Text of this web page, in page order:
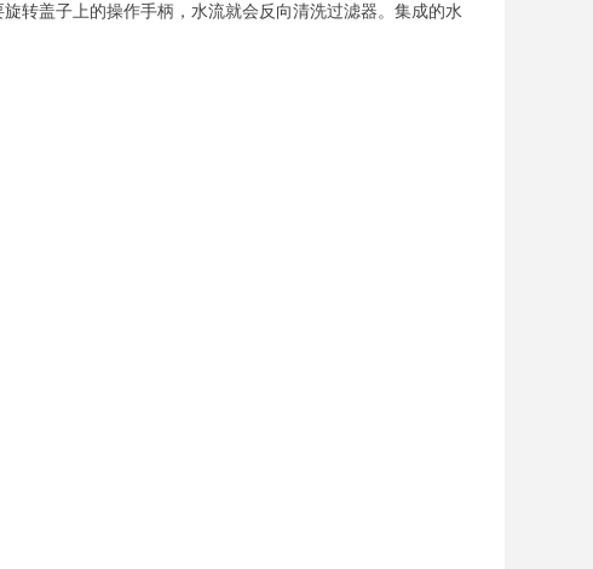
转盖子上的操作手柄，水流就会反向清洗过滤器。集成的水